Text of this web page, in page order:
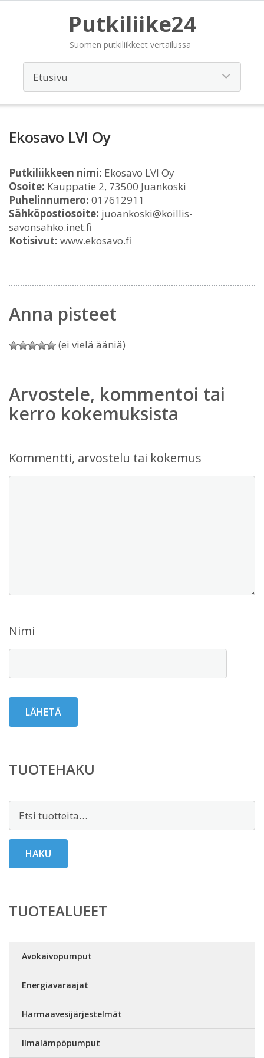
Putkiliike24
Suomen putkiliikkeet vertailussa
Ekosavo LVI Oy
Putkiliikkeen nimi: Ekosavo LVI Oy
Osoite: Kauppatie 2, 73500 Juankoski
Puhelinnumero: 017612911
Sähköpostiosoite: juoankoski@koillis-
savonsahko.inet.fi
Kotisivut: www.ekosavo.fi
Anna pisteet
(ei vielä ääniä)
Arvostele, kommentoi tai
kerro kokemuksista
Kommentti, arvostelu tai kokemus
Nimi
TUOTEHAKU
HAKU
TUOTEALUEET
Avokaivopumput
Energiavaraajat
Harmaavesijärjestelmät
Ilmalämpöpumput